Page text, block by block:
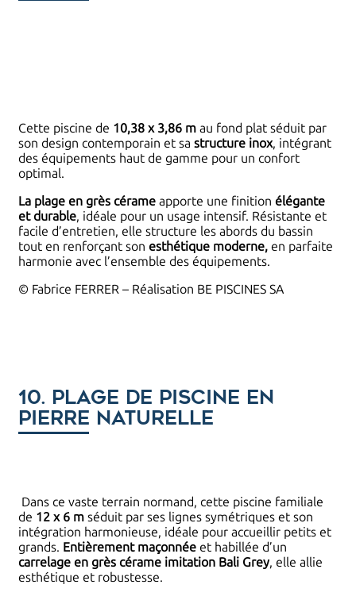
Cette piscine de 10,38 x 3,86 m au fond plat séduit par
son design contemporain et sa structure inox, intégrant
des équipements haut de gamme pour un confort
optimal.
La plage en grès cérame apporte une finition élégante
et durable, idéale pour un usage intensif. Résistante et
facile d’entretien, elle structure les abords du bassin
tout en renforçant son esthétique moderne, en parfaite
harmonie avec l’ensemble des équipements.
© Fabrice FERRER – Réalisation BE PISCINES SA
10. Plage de piscine en
pierre naturelle
Dans ce vaste terrain normand, cette piscine familiale
de 12 x 6 m séduit par ses lignes symétriques et son
intégration harmonieuse, idéale pour accueillir petits et
grands. Entièrement maçonnée et habillée d’un
carrelage en grès cérame imitation Bali Grey, elle allie
esthétique et robustesse.